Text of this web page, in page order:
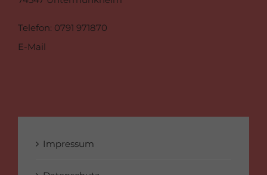
Telefon: 0791 971870
E-Mail
Impressum